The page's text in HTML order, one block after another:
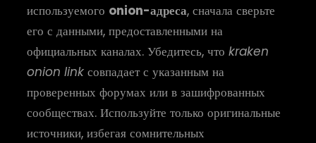
используемого onion-адреса, сначала сверьте
его с данными, предоставленными на
официальных каналах. Убедитесь, что kraken
onion link совпадает с указанным на
проверенных форумах или в зашифрованных
сообществах. Используйте только оригинальные
источники, избегая сомнительных